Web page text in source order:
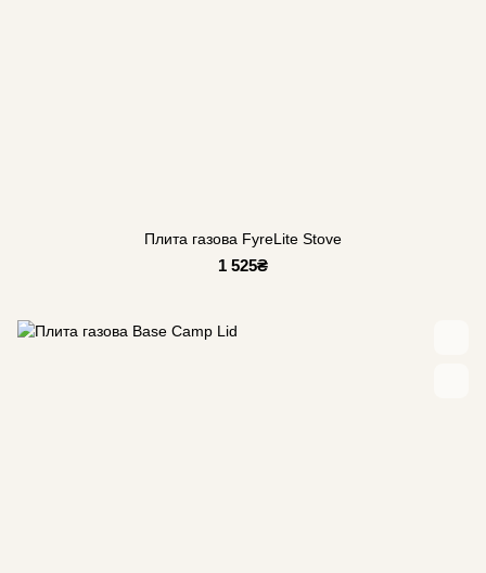
Плита газова FyreLite Stove
1 525₴